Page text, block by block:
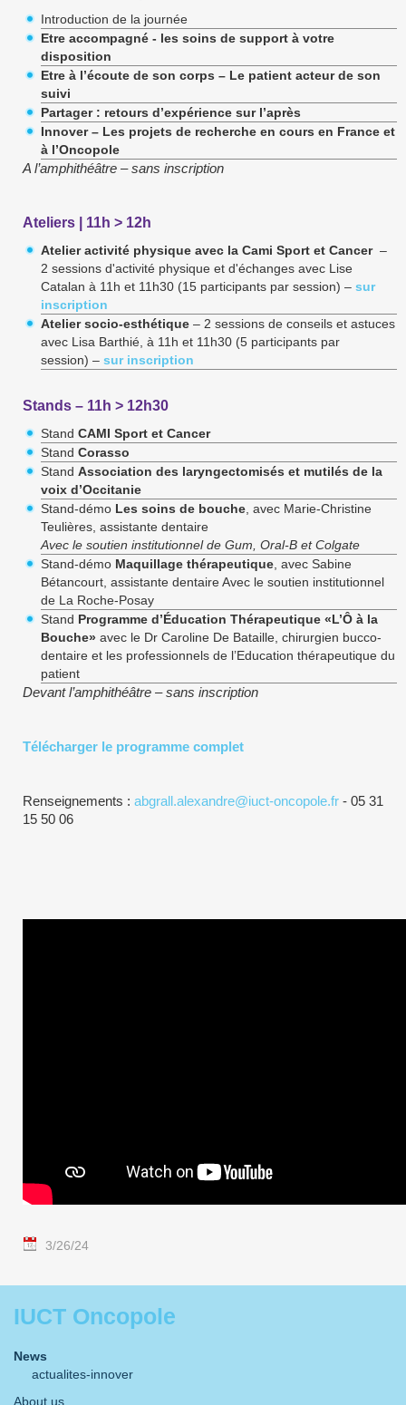
Introduction de la journée
Etre accompagné - les soins de support à votre
disposition
Etre à l’écoute de son corps – Le patient acteur de son
suivi
Partager : retours d’expérience sur l’après
Innover – Les projets de recherche en cours en France et
à l’Oncopole
A l’amphithéâtre – sans inscription
Ateliers | 11h > 12h
Atelier activité physique avec la Cami Sport et Cancer –
2 sessions d'activité physique et d'échanges avec Lise
Catalan à 11h et 11h30 (15 participants par session) – sur
inscription
Atelier socio-esthétique – 2 sessions de conseils et astuces
avec Lisa Barthié, à 11h et 11h30 (5 participants par
session) – sur inscription
Stands – 11h > 12h30
Stand CAMI Sport et Cancer
­Stand Corasso
­Stand Association des laryngectomisés et mutilés de la
voix d’Occitanie
­Stand-démo Les soins de bouche , avec Marie-Christine
Teulières, assistante dentaire
Avec le soutien institutionnel de Gum, Oral-B et Colgate
­Stand-démo Maquillage thérapeutique , avec Sabine
Bétancourt, assistante dentaire Avec le soutien institutionnel
de La Roche-Posay
­Stand Programme d’Éducation Thérapeutique «L’Ô à la
Bouche» avec le Dr Caroline De Bataille, chirurgien bucco-
dentaire et les professionnels de l’Education thérapeutique du
patient
Devant l’amphithéâtre – sans inscription
Télécharger le programme complet
Renseignements : abgrall.alexandre@iuct-oncopole.fr - 05 31
15 50 06
3/26/24
IUCT Oncopole
News
actualites-innover
About us